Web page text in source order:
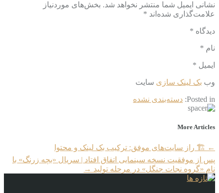
نشانی ایمیل شما منتشر نخواهد شد. بخش‌های موردنیاز
علامت‌گذاری شده‌اند *
دیدگاه *
نام *
ایمیل *
وب‌ بک لینک سازی سایت
Posted in: دسته‌بندی نشده
More Articles
← 🏗️ راز سایت‌های موفق: ترکیب بک لینک و محتوا
پس از موفقیت نسخه سینمایی اتفاق افتاد | سریال «بچه زرنگ» با
نام «گروه نجات جنگل» در مرحله تولید →